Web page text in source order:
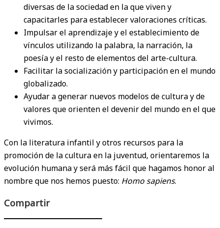
diversas de la sociedad en la que viven y
capacitarles para establecer valoraciones críticas.
Impulsar el aprendizaje y el establecimiento de
vínculos utilizando la palabra, la narración, la
poesía y el resto de elementos del arte-cultura.
Facilitar la socialización y participación en el mundo
globalizado.
Ayudar a generar nuevos modelos de cultura y de
valores que orienten el devenir del mundo en el que
vivimos.
Con la literatura infantil y otros recursos para la
promoción de la cultura en la juventud, orientaremos la
evolución humana y será más fácil que hagamos honor al
nombre que nos hemos puesto: Homo sapiens.
Compartir